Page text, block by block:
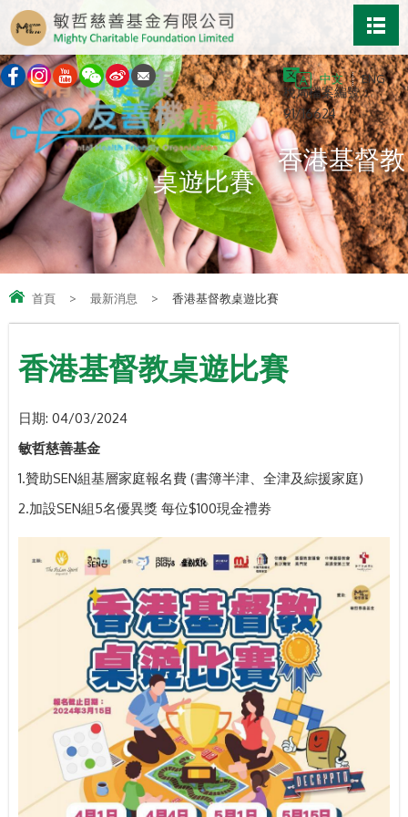
稅局檔案編號：
91/16624
中文 ENG
香港基督教
桌遊比賽
首頁 > 最新消息 > 香港基督教桌遊比賽
香港基督教桌遊比賽
日期: 04/03/2024
敏哲慈善基金
1.贊助SEN組基層家庭報名費 (書簿半津、全津及綜援家庭)
2.加設SEN組5名優異獎 每位$100現金禮劵